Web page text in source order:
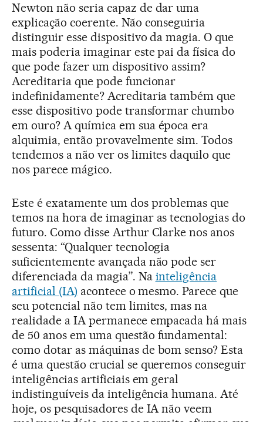
Newton não seria capaz de dar uma
explicação coerente. Não conseguiria
distinguir esse dispositivo da magia. O que
mais poderia imaginar este pai da física do
que pode fazer um dispositivo assim?
Acreditaria que pode funcionar
indefinidamente? Acreditaria também que
esse dispositivo pode transformar chumbo
em ouro? A química em sua época era
alquimia, então provavelmente sim. Todos
tendemos a não ver os limites daquilo que
nos parece mágico.
Este é exatamente um dos problemas que
temos na hora de imaginar as tecnologias do
futuro. Como disse Arthur Clarke nos anos
sessenta: “Qualquer tecnologia
suficientemente avançada não pode ser
diferenciada da magia”. Na inteligência
artificial (IA) acontece o mesmo. Parece que
seu potencial não tem limites, mas na
realidade a IA permanece empacada há mais
de 50 anos em uma questão fundamental:
como dotar as máquinas de bom senso? Esta
é uma questão crucial se queremos conseguir
inteligências artificiais em geral
indistinguíveis da inteligência humana. Até
hoje, os pesquisadores de IA não veem